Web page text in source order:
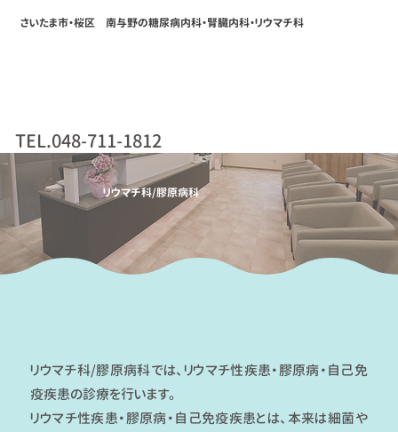
さいたま市・桜区 南与野の糖尿病内科・腎臓内科・リウマチ科
TEL.048-711-1812
リウマチ科/膠原病科では、リウマチ性疾患・膠原病・自己免
疫疾患の診療を行います。
リウマチ性疾患・膠原病・自己免疫疾患とは、本来は細菌や
リウマチ科/膠原病科